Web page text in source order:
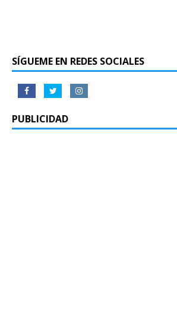
SÍGUEME EN REDES SOCIALES
PUBLICIDAD